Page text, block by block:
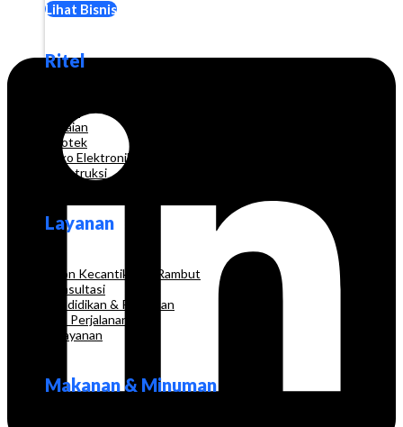
Lihat Bisnis
Ritel
Pakaian
Apotek
Toko Elektronik
Konstruksi
Layanan
Salon Kecantikan & Rambut
Konsultasi
Pendidikan & Pelatihan
Biro Perjalanan
Pelayanan
Makanan & Minuman